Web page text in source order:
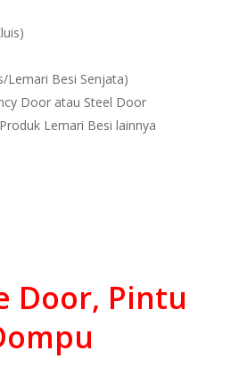
Lemari Besi Senjata)
Door atau Steel Door
Lemari Besi lainnya
Door, Pintu